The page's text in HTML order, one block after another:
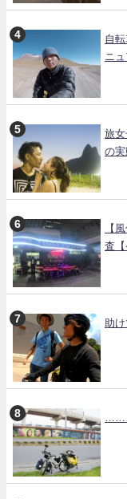
自
ニ
旅
の実
【
査【
助